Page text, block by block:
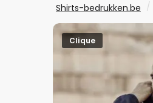
Shirts-bedrukken.be /
Clique